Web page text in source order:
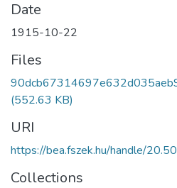
Date
1915-10-22
Files
(552.63 KB)
URI
https://bea.fszek.hu/handle/
Collections